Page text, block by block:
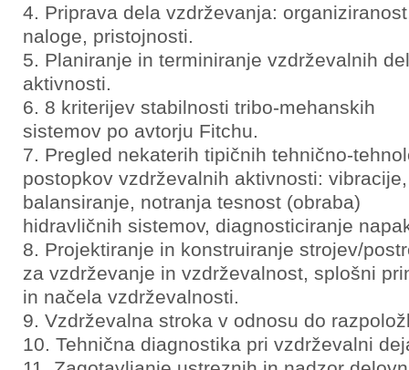
Priprava dela vzdrževanja:
naloge, pristojnosti.
Planiranje in terminiranje vzdrževalnih
aktivnosti.
8 kriterijev stabilnosti tribo-mehanskih
sistemov po avtorju Fitchu.
Pregled nekaterih tipičnih tehnično-
postopkov vzdrževalnih aktivnosti: vibracije,
balansiranje, notranja tesnost (obraba)
hidravličnih sistemov, diagnosticiranje
Projektiranje in konstruiranje strojev/
za vzdrževanje in vzdrževalnost, splošni
in načela vzdrževalnosti.
Vzdrževalna stroka v odnosu do
Tehnična diagnostika pri vzdrževalni